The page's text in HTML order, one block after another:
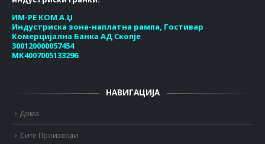
ИМ-РЕ КОМ А.Џ
Индустриска зона-наплатна рампа, Гостивар
Комерцијална Банка АД Скопје
300120000057454
МК4007005133296
НАВИГАЦИЈА
Дома
Сите Производи